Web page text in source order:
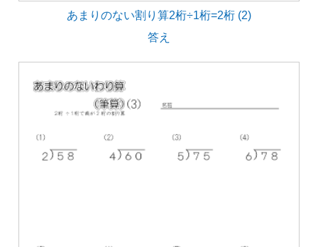
あまりのない割り算2桁÷1桁=2桁 (2)
答え